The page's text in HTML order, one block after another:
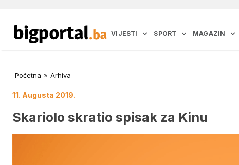
VIJESTI SPORT MAGAZIN
Početna » Arhiva
11. Augusta 2019.
Skariolo skratio spisak za Kinu